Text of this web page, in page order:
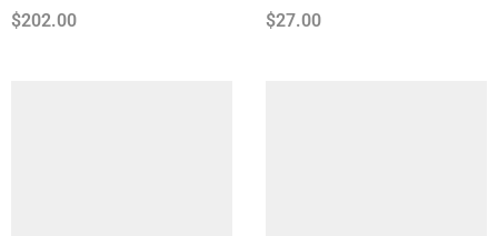
$202.00 $27.00